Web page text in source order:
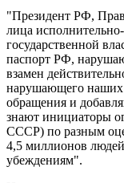
"Президент РФ,
лица
государственной
паспорт РФ,
взамен
нарушающего наших
обращения и
знают инициаторы
СССР) по разным
4,5 миллионов
убеждениям".